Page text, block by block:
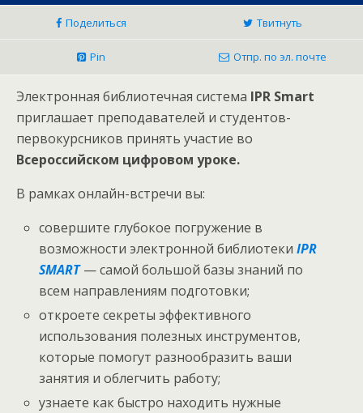
Поделиться Твитнуть
Pin Отпр. по эл. почте
Электронная библиотечная система IPR Smart
приглашает преподавателей и студентов-
первокурсников принять участие во
Всероссийском цифровом уроке.
В рамках онлайн-встречи вы:
совершите глубокое погружение в
возможности электронной библиотеки IPR
SMART— самой большой базы знаний по
всем направлениям подготовки;
откроете секреты эффективного
использования полезных инструментов,
которые помогут разнообразить ваши
занятия и облегчить работу;
узнаете как быстро находить нужные